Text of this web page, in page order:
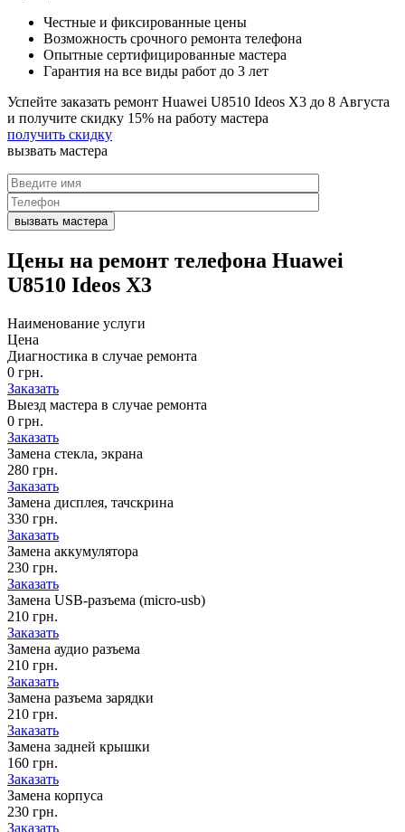
Честные и фиксированные цены
Возможность срочного ремонта телефона
Опытные сертифицированные мастера
Гарантия на все виды работ до 3 лет
Успейте заказать ремонт Huawei U8510 Ideos X3 до 8 Августа
и получите скидку 15% на работу мастера
получить скидку
вызвать мастера
Цены на ремонт телефона Huawei
U8510 Ideos X3
Наименование услуги
Цена
Диагностика в случае ремонта
0 грн.
Заказать
Выезд мастера в случае ремонта
0 грн.
Заказать
Замена стекла, экрана
280 грн.
Заказать
Замена дисплея, тачскрина
330 грн.
Заказать
Замена аккумулятора
230 грн.
Заказать
Замена USB-разъема (micro-usb)
210 грн.
Заказать
Замена аудио разъема
210 грн.
Заказать
Замена разъема зарядки
210 грн.
Заказать
Замена задней крышки
160 грн.
Заказать
Замена корпуса
230 грн.
Заказать